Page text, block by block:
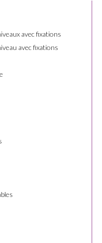
avec fixations
avec fixations